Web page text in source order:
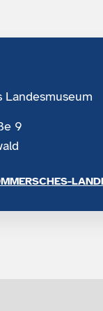
Landesmuseum
9